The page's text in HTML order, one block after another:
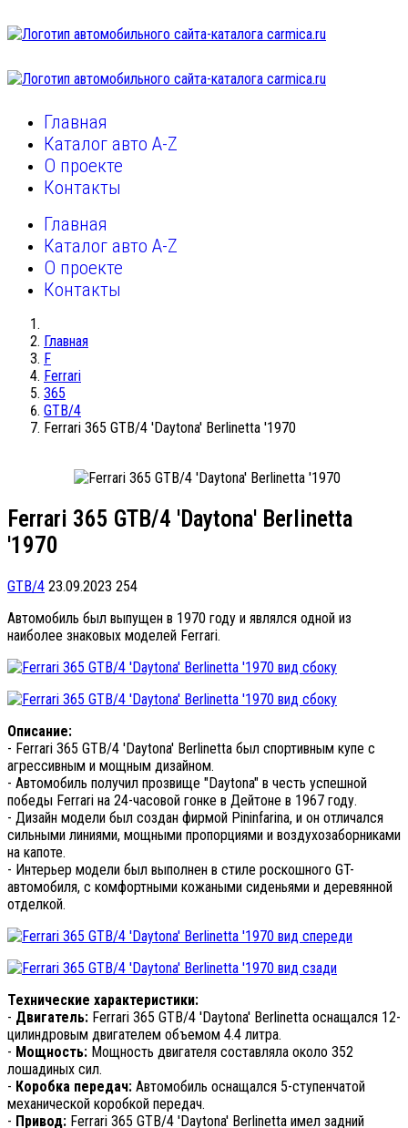
Главная
Каталог авто A-Z
О проекте
Контакты
Главная
Каталог авто A-Z
О проекте
Контакты
Главная
F
Ferrari
365
GTB/4
Ferrari 365 GTB/4 'Daytona' Berlinetta '1970
Ferrari 365 GTB/4 'Daytona' Berlinetta
'1970
GTB/4 23.09.2023 254
Автомобиль был выпущен в 1970 году и являлся одной из
наиболее знаковых моделей Ferrari.
Описание:
- Ferrari 365 GTB/4 'Daytona' Berlinetta был спортивным купе с
агрессивным и мощным дизайном.
- Автомобиль получил прозвище "Daytona" в честь успешной
победы Ferrari на 24-часовой гонке в Дейтоне в 1967 году.
- Дизайн модели был создан фирмой Pininfarina, и он отличался
сильными линиями, мощными пропорциями и воздухозаборниками
на капоте.
- Интерьер модели был выполнен в стиле роскошного GT-
автомобиля, с комфортными кожаными сиденьями и деревянной
отделкой.
Технические характеристики:
- Двигатель: Ferrari 365 GTB/4 'Daytona' Berlinetta оснащался 12-
цилиндровым двигателем объемом 4.4 литра.
- Мощность: Мощность двигателя составляла около 352
лошадиных сил.
- Коробка передач: Автомобиль оснащался 5-ступенчатой
механической коробкой передач.
- Привод: Ferrari 365 GTB/4 'Daytona' Berlinetta имел задний